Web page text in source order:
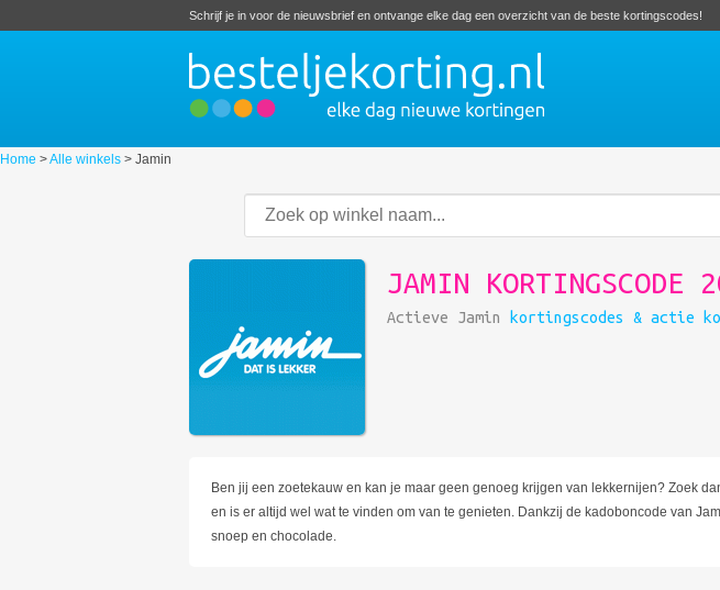
Schrijf je in voor de nieuwsbrief en ontvange elke dag een overzicht van de beste kortingscodes!
Home >Alle winkels > Jamin
JAMIN KORTINGSCODE
Actieve Jamin kortingscodes & actie
Ben jij een zoetekauw en kan je maar geen genoeg krijgen van lekkernijen? Zoek
en is er altijd wel wat te vinden om van te genieten. Dankzij de kadoboncode van
snoep en chocolade.